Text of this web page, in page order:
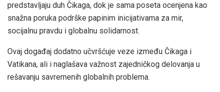
predstavljaju duh Čikaga, dok je sama poseta ocenjena kao
snažna poruka podrške papinim inicijativama za mir,
socijalnu pravdu i globalnu solidarnost.
Ovaj događaj dodatno učvršćuje veze između Čikaga i
Vatikana, ali i naglašava važnost zajedničkog delovanja u
rešavanju savremenih globalnih problema.